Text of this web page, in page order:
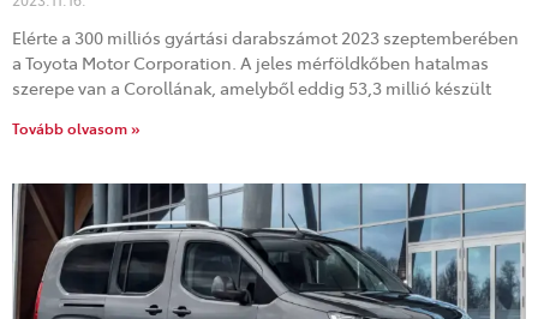
Elérte a 300 milliós gyártási darabszámot 2023 szeptemberében
a Toyota Motor Corporation. A jeles mérföldkőben hatalmas
szerepe van a Corollának, amelyből eddig 53,3 millió készült
Tovább olvasom »